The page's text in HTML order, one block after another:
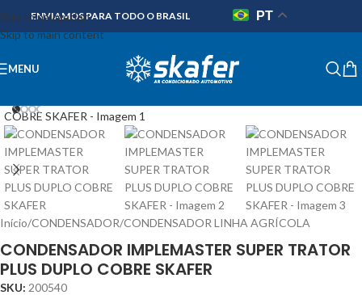
Skip to navigation
Skip to main content
ENVIAMOS PARA TODO O BRASIL PT
MENU
Início/CONDENSADOR/CONDENSADOR LINHA AGRÍCOLA
CONDENSADOR IMPLEMASTER SUPER TRATOR
PLUS DUPLO COBRE SKAFER
SKU: 200540